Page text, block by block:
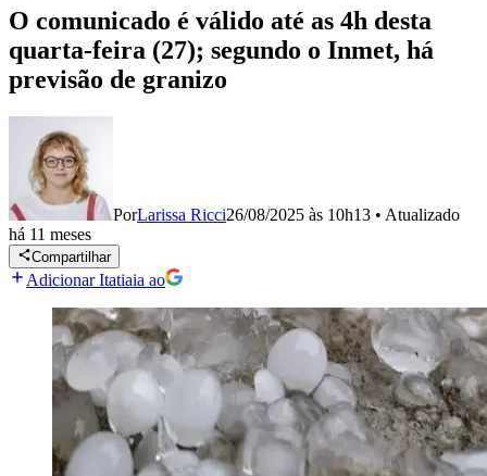
O comunicado é válido até as 4h desta
quarta-feira (27); segundo o Inmet, há
previsão de granizo
PorLarissa Ricci26/08/2025 às 10h13 • Atualizado
há 11 meses
Compartilhar
Adicionar Itatiaia ao